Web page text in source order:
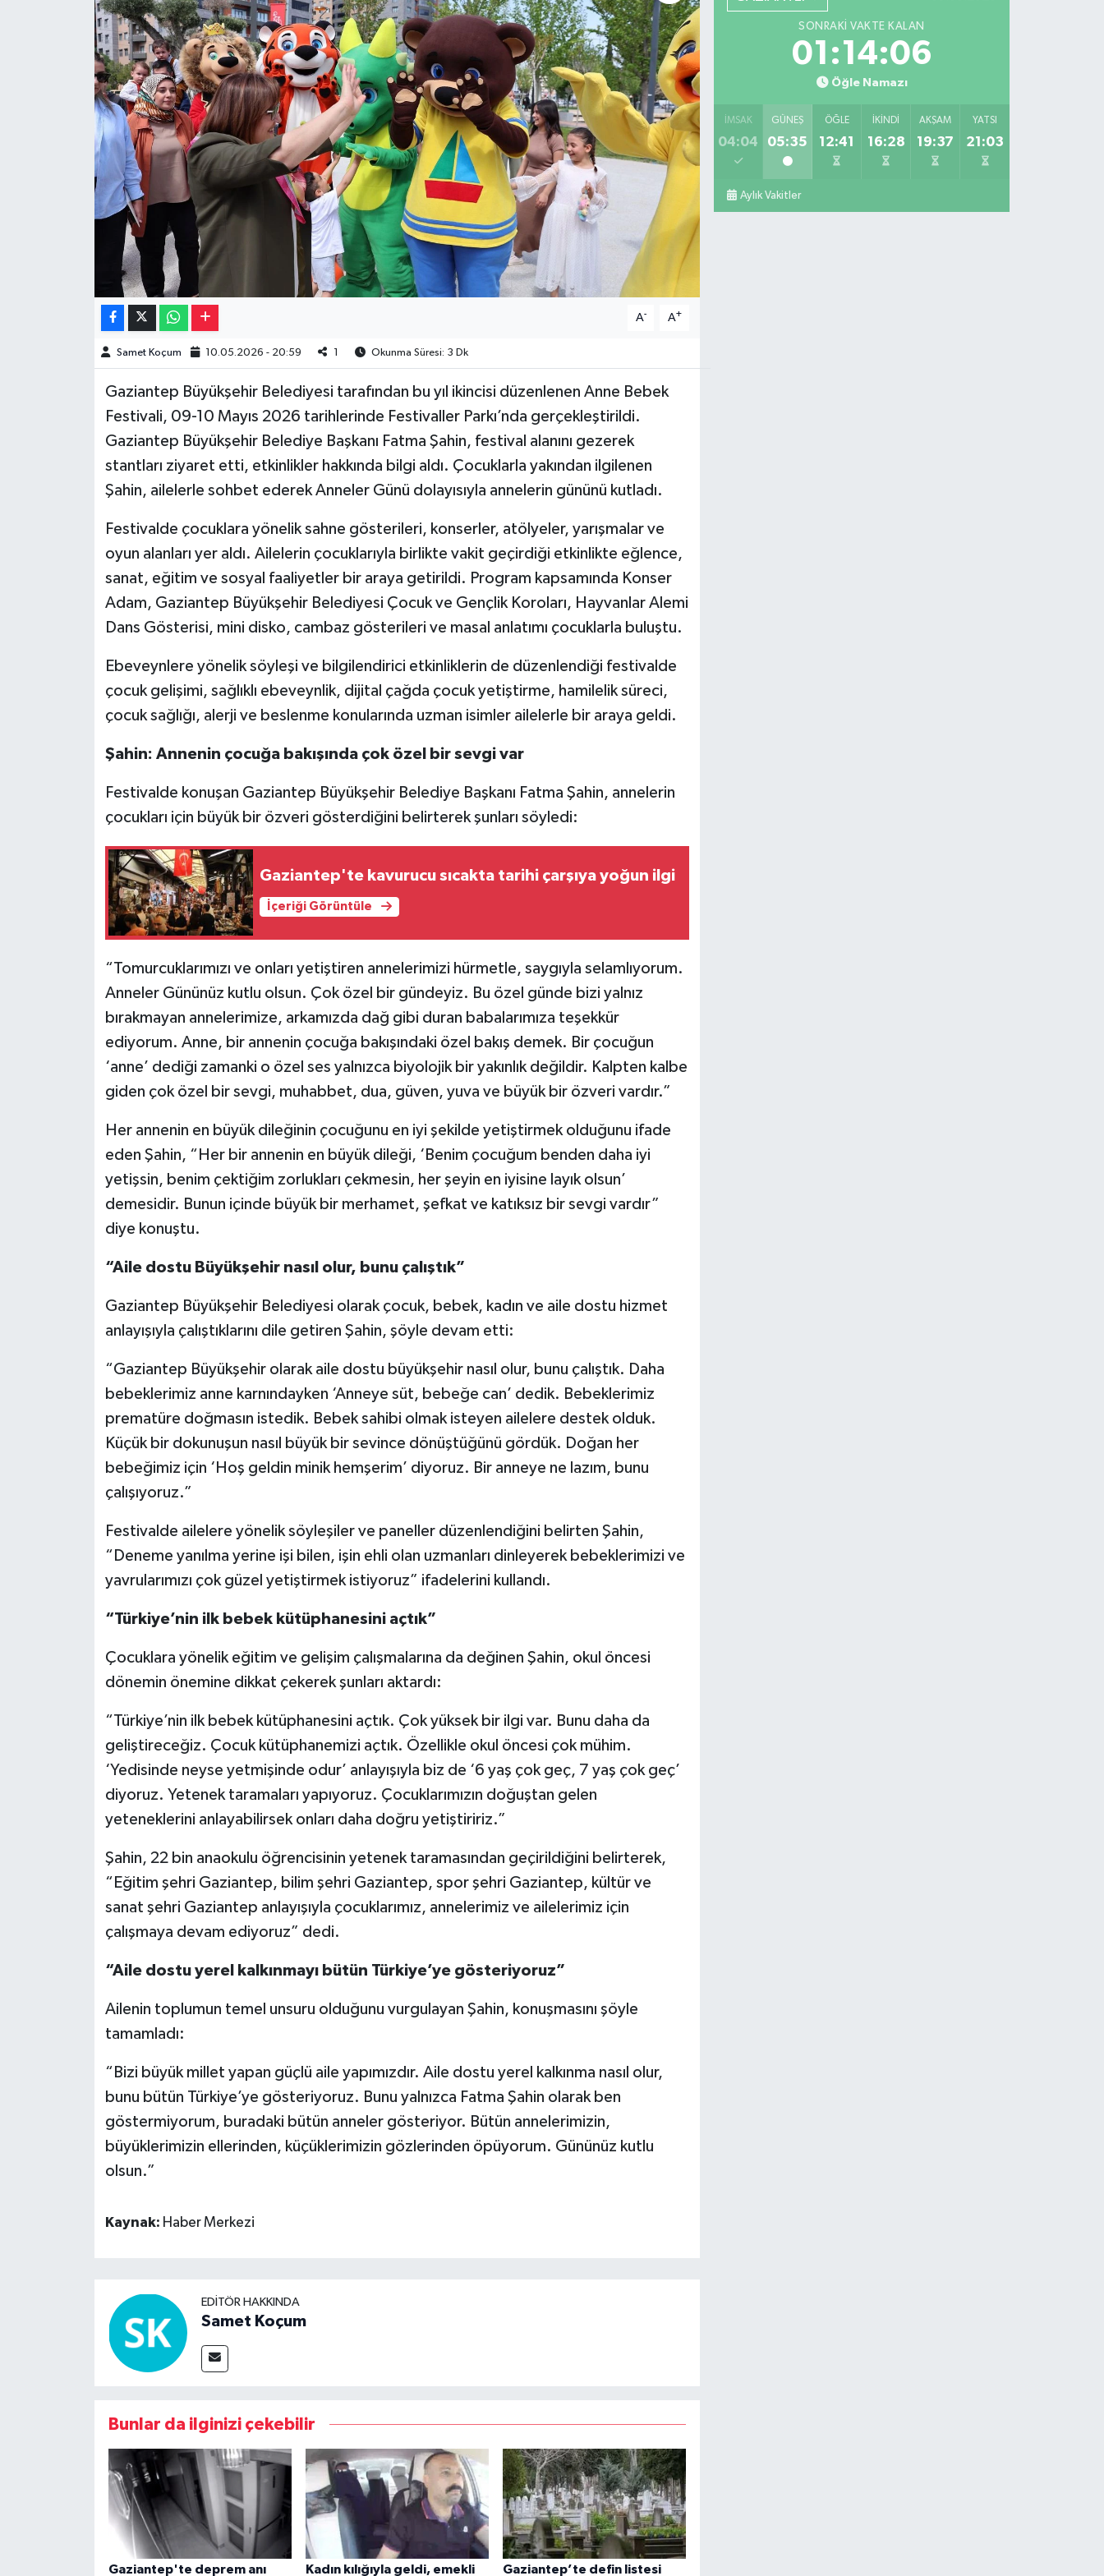
A- A+
Samet Koçum 10.05.2026 - 20:59 Okunma Süresi: 3 Dk
Gaziantep Büyükşehir Belediyesi tarafından bu yıl ikincisi düzenlenen Anne Bebek
Festivali, 09-10 Mayıs 2026 tarihlerinde Festivaller Parkı’nda gerçekleştirildi.
Gaziantep Büyükşehir Belediye Başkanı Fatma Şahin, festival alanını gezerek
stantları ziyaret etti, etkinlikler hakkında bilgi aldı. Çocuklarla yakından ilgilenen
Şahin, ailelerle sohbet ederek Anneler Günü dolayısıyla annelerin gününü kutladı.
Festivalde çocuklara yönelik sahne gösterileri, konserler, atölyeler, yarışmalar ve
oyun alanları yer aldı. Ailelerin çocuklarıyla birlikte vakit geçirdiği etkinlikte eğlence,
sanat, eğitim ve sosyal faaliyetler bir araya getirildi. Program kapsamında Konser
Adam, Gaziantep Büyükşehir Belediyesi Çocuk ve Gençlik Koroları, Hayvanlar Alemi
Dans Gösterisi, mini disko, cambaz gösterileri ve masal anlatımı çocuklarla buluştu.
Ebeveynlere yönelik söyleşi ve bilgilendirici etkinliklerin de düzenlendiği festivalde
çocuk gelişimi, sağlıklı ebeveynlik, dijital çağda çocuk yetiştirme, hamilelik süreci,
çocuk sağlığı, alerji ve beslenme konularında uzman isimler ailelerle bir araya geldi.
Şahin: Annenin çocuğa bakışında çok özel bir sevgi var
Festivalde konuşan Gaziantep Büyükşehir Belediye Başkanı Fatma Şahin, annelerin
çocukları için büyük bir özveri gösterdiğini belirterek şunları söyledi:
Gaziantep'te kavurucu sıcakta tarihi çarşıya yoğun ilgi
İçeriği Görüntüle
“Tomurcuklarımızı ve onları yetiştiren annelerimizi hürmetle, saygıyla selamlıyorum.
Anneler Gününüz kutlu olsun. Çok özel bir gündeyiz. Bu özel günde bizi yalnız
bırakmayan annelerimize, arkamızda dağ gibi duran babalarımıza teşekkür
ediyorum. Anne, bir annenin çocuğa bakışındaki özel bakış demek. Bir çocuğun
‘anne’ dediği zamanki o özel ses yalnızca biyolojik bir yakınlık değildir. Kalpten kalbe
giden çok özel bir sevgi, muhabbet, dua, güven, yuva ve büyük bir özveri vardır.”
Her annenin en büyük dileğinin çocuğunu en iyi şekilde yetiştirmek olduğunu ifade
eden Şahin, “Her bir annenin en büyük dileği, ‘Benim çocuğum benden daha iyi
yetişsin, benim çektiğim zorlukları çekmesin, her şeyin en iyisine layık olsun’
demesidir. Bunun içinde büyük bir merhamet, şefkat ve katıksız bir sevgi vardır”
diye konuştu.
“Aile dostu Büyükşehir nasıl olur, bunu çalıştık”
Gaziantep Büyükşehir Belediyesi olarak çocuk, bebek, kadın ve aile dostu hizmet
anlayışıyla çalıştıklarını dile getiren Şahin, şöyle devam etti:
“Gaziantep Büyükşehir olarak aile dostu büyükşehir nasıl olur, bunu çalıştık. Daha
bebeklerimiz anne karnındayken ‘Anneye süt, bebeğe can’ dedik. Bebeklerimiz
prematüre doğmasın istedik. Bebek sahibi olmak isteyen ailelere destek olduk.
Küçük bir dokunuşun nasıl büyük bir sevince dönüştüğünü gördük. Doğan her
bebeğimiz için ‘Hoş geldin minik hemşerim’ diyoruz. Bir anneye ne lazım, bunu
çalışıyoruz.”
Festivalde ailelere yönelik söyleşiler ve paneller düzenlendiğini belirten Şahin,
“Deneme yanılma yerine işi bilen, işin ehli olan uzmanları dinleyerek bebeklerimizi ve
yavrularımızı çok güzel yetiştirmek istiyoruz” ifadelerini kullandı.
“Türkiye’nin ilk bebek kütüphanesini açtık”
Çocuklara yönelik eğitim ve gelişim çalışmalarına da değinen Şahin, okul öncesi
dönemin önemine dikkat çekerek şunları aktardı:
“Türkiye’nin ilk bebek kütüphanesini açtık. Çok yüksek bir ilgi var. Bunu daha da
geliştireceğiz. Çocuk kütüphanemizi açtık. Özellikle okul öncesi çok mühim.
‘Yedisinde neyse yetmişinde odur’ anlayışıyla biz de ‘6 yaş çok geç, 7 yaş çok geç’
diyoruz. Yetenek taramaları yapıyoruz. Çocuklarımızın doğuştan gelen
yeteneklerini anlayabilirsek onları daha doğru yetiştiririz.”
Şahin, 22 bin anaokulu öğrencisinin yetenek taramasından geçirildiğini belirterek,
“Eğitim şehri Gaziantep, bilim şehri Gaziantep, spor şehri Gaziantep, kültür ve
sanat şehri Gaziantep anlayışıyla çocuklarımız, annelerimiz ve ailelerimiz için
çalışmaya devam ediyoruz” dedi.
“Aile dostu yerel kalkınmayı bütün Türkiye’ye gösteriyoruz”
Ailenin toplumun temel unsuru olduğunu vurgulayan Şahin, konuşmasını şöyle
tamamladı:
“Bizi büyük millet yapan güçlü aile yapımızdır. Aile dostu yerel kalkınma nasıl olur,
bunu bütün Türkiye’ye gösteriyoruz. Bunu yalnızca Fatma Şahin olarak ben
göstermiyorum, buradaki bütün anneler gösteriyor. Bütün annelerimizin,
büyüklerimizin ellerinden, küçüklerimizin gözlerinden öpüyorum. Gününüz kutlu
olsun.”
Kaynak: Haber Merkezi
EDITÖR HAKKINDA
Samet Koçum
Bunlar da ilginizi çekebilir
Gaziantep'te deprem anı Kadın kılığıyla geldi, emekli Gaziantep’te defin listesi
SONRAKI VAKTE KALAN
01:14:05
Öğle Namazı
İMSAK
04:04
GÜNEŞ
05:35
ÖĞLE
12:41
İKINDI
16:28
AKŞAM
19:37
YATSI
21:03
Aylık Vakitler
Resmi İlanlar
Sinemalar
Yeme-İçme